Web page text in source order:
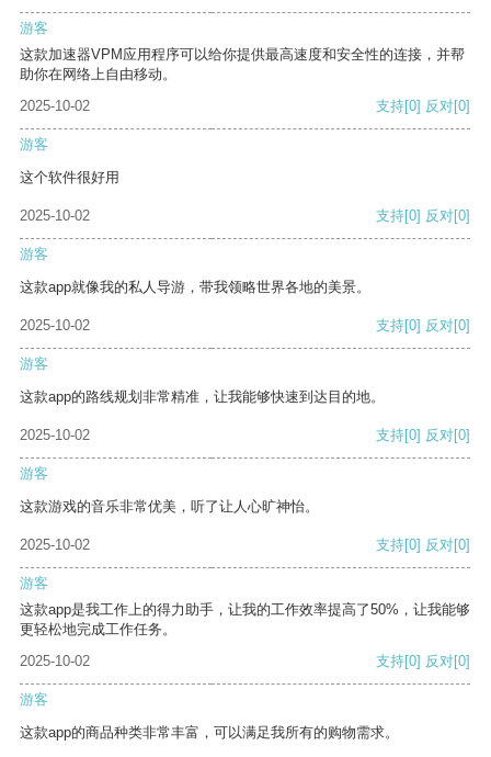
游客
这款加速器VPM应用程序可以给你提供最高速度和安全性的连接，并帮
助你在网络上自由移动。
2025-10-02
支持[0] 反对[0]
游客
这个软件很好用
2025-10-02 支持[0] 反对[0]
游客
这款app就像我的私人导游，带我领略世界各地的美景。
2025-10-02 支持[0] 反对[0]
游客
这款app的路线规划非常精准，让我能够快速到达目的地。
2025-10-02 支持[0] 反对[0]
游客
这款游戏的音乐非常优美，听了让人心旷神怡。
2025-10-02 支持[0] 反对[0]
游客
这款app是我工作上的得力助手，让我的工作效率提高了50%，让我能够
更轻松地完成工作任务。
2025-10-02
支持[0] 反对[0]
游客
这款app的商品种类非常丰富，可以满足我所有的购物需求。